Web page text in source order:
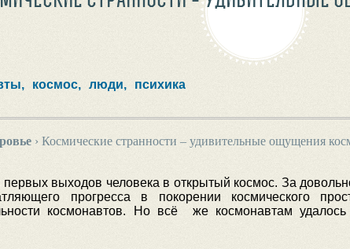
космос, люди, психика
› Космические странности – удивительные ощущения
выходов человека в открытый космос. За
прогресса в покорении космического
космонавтов. Но всё же космонавтам